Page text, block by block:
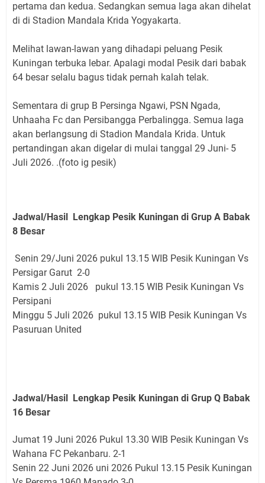
pertama dan kedua. Sedangkan semua laga akan dihelat
di di Stadion Mandala Krida Yogyakarta.
Melihat lawan-lawan yang dihadapi peluang Pesik
Kuningan terbuka lebar. Apalagi modal Pesik dari babak
64 besar selalu bagus tidak pernah kalah telak.
Sementara di grup B Persinga Ngawi, PSN Ngada,
Unhaaha Fc dan Persibangga Perbalingga. Semua laga
akan berlangsung di Stadion Mandala Krida. Untuk
pertandingan akan digelar di mulai tanggal 29 Juni- 5
Juli 2026. .(foto ig pesik)
Jadwal/Hasil Lengkap Pesik Kuningan di Grup A Babak
8 Besar
Senin 29/Juni 2026 pukul 13.15 WIB Pesik Kuningan Vs
Persigar Garut 2-0
Kamis 2 Juli 2026 pukul 13.15 WIB Pesik Kuningan Vs
Persipani
Minggu 5 Juli 2026 pukul 13.15 WIB Pesik Kuningan Vs
Pasuruan United
Jadwal/Hasil Lengkap Pesik Kuningan di Grup Q Babak
16 Besar
Jumat 19 Juni 2026 Pukul 13.30 WIB Pesik Kuningan Vs
Wahana FC Pekanbaru. 2-1
Senin 22 Juni 2026 uni 2026 Pukul 13.15 Pesik Kuningan